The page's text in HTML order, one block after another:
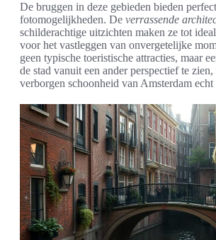
De bruggen in deze gebieden bieden
fotomogelijkheden. De verrassende
schilderachtige uitzichten maken ze tot
voor het vastleggen van onvergetelijke
geen typische toeristische attracties, maar
de stad vanuit een ander perspectief te
verborgen schoonheid van Amsterdam